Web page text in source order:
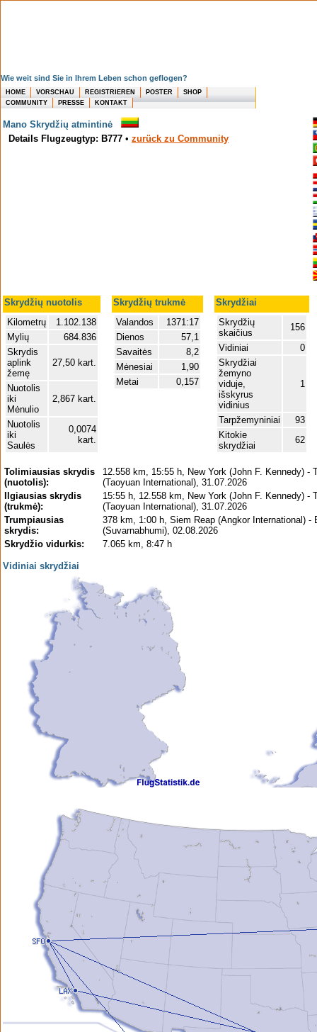
Wie weit sind Sie in Ihrem Leben schon geflogen?
HOME VORSCHAU REGISTRIEREN POSTER
SHOP
COMMUNITY
PRESSE KONTAKT
Mano Skrydžių atmintinė
Details Flugzeugtyp: B777 • zurück zu Community
Skrydžių nuotolis Skrydžių trukmė
Skrydžiai
Kilometrų
1.102.138
Mylių
684.836
Skrydis
aplink
žemę
27,50 kart.
Nuotolis
iki
Mėnulio
2,867 kart.
Nuotolis
iki
Saulės
0,0074
kart.
Valandos
1371:17
Dienos
57,1
Savaitės
8,2
Mėnesiai
1,90
Metai
0,157
Skrydžių
skaičius
156
Vidiniai
0
Skrydžiai
žemyno
viduje,
išskyrus
vidinius
1
Tarpžemyniniai
93
Kitokie
skrydžiai
62
Tolimiausias skrydis
(nuotolis):
12.558 km, 15:55 h, New York (John F. Kennedy) -
(Taoyuan International), 31.07.2026
Ilgiausias skrydis
(trukmė):
15:55 h, 12.558 km, New York (John F. Kennedy) -
(Taoyuan International), 31.07.2026
Trumpiausias
skrydis:
378 km, 1:00 h, Siem Reap (Angkor International) -
(Suvarnabhumi), 02.08.2026
Skrydžio vidurkis:
7.065 km, 8:47 h
Vidiniai skrydžiai